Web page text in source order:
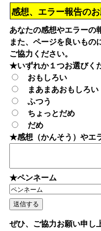
感想、エラー報告の
あなたの感想やエラーの
また、ページを良いもの
ご協力ください。
★いずれか１つお選びく
おもしろい
まあまあおもしろい
ふつう
ちょっとだめ
だめ
★感想（かんそう）やエ
★ペンネーム
ぜひ、ご協力お願い申し